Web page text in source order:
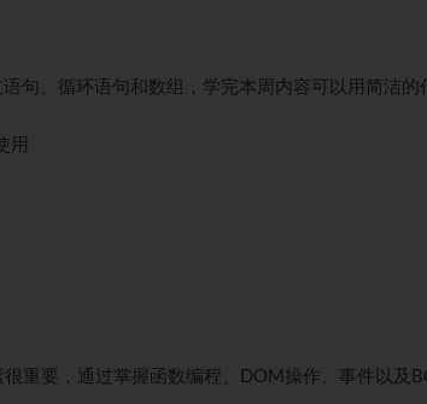
句、循环语句和数组，学完本周内容可以用简洁的
用
重要，通过掌握函数编程、DOM操作、事件以及